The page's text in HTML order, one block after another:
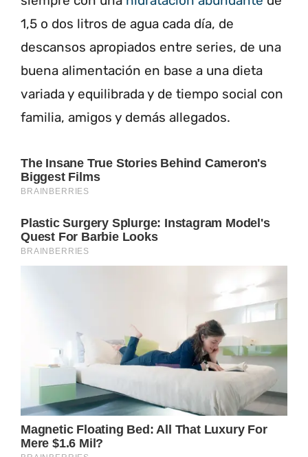
1,5 o dos litros de agua cada día, de
descansos apropiados entre series, de una
buena alimentación en base a una dieta
variada y equilibrada y de tiempo social con
familia, amigos y demás allegados.